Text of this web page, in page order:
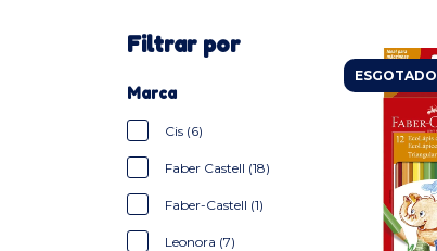
Filtrar por
Marca
Cis (6)
Faber Castell (18)
Faber-Castell (1)
Leonora (7)
ESGOTADO